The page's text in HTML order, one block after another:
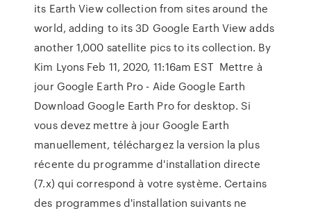
its Earth View collection from sites around the
world, adding to its 3D Google Earth View adds
another 1,000 satellite pics to its collection. By
Kim Lyons Feb 11, 2020, 11:16am EST Mettre à
jour Google Earth Pro - Aide Google Earth
Download Google Earth Pro for desktop. Si
vous devez mettre à jour Google Earth
manuellement, téléchargez la version la plus
récente du programme d'installation directe
(7.x) qui correspond à votre système. Certains
des programmes d'installation suivants ne